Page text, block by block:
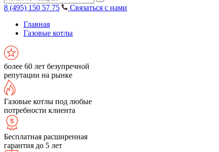
8 (495) 150 57 75
Связаться с нами
Главная
Газовые котлы
более 60 лет безупречной
репутации на рынке
Газовые котлы под любые
потребности клиента
Бесплатная расширенная
гарантия до 5 лет